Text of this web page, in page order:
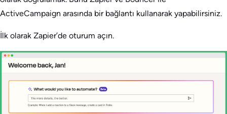
ActiveCampaign arasında bir bağlantı kullanarak yapabilirsiniz.
İlk olarak Zapier’de oturum açın.